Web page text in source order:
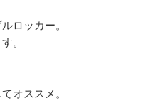
ロッカー。
。
オススメ。